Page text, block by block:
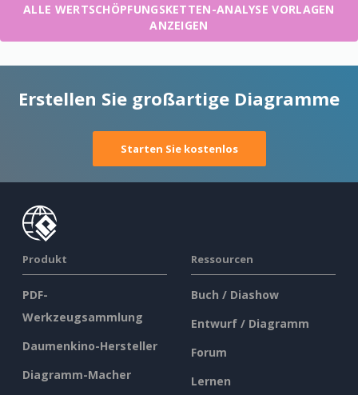
ALLE WERTSCHÖPFUNGSKETTEN-ANALYSE VORLAGEN
ANZEIGEN
Erstellen Sie großartige Diagramme
Starten Sie kostenlos
Produkt
PDF-
Werkzeugsammlung
Daumenkino-Hersteller
Diagramm-Macher
Ressourcen
Buch / Diashow
Entwurf / Diagramm
Forum
Lernen